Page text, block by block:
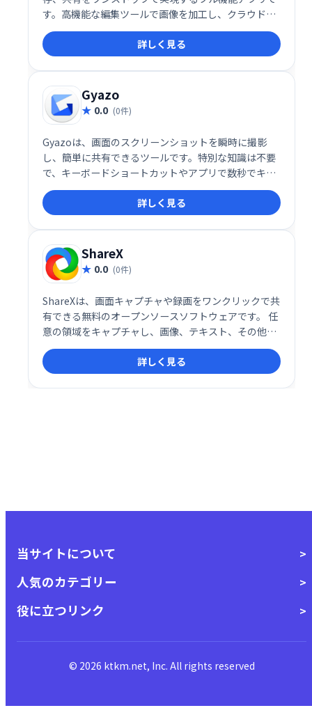
す。高機能な編集ツールで画像を加工し、クラウドに
保存して簡単にチームや仲間と共有できます。効率的
なスクリーンショット管理で、作業効率を大幅に向上
させましょう。
詳しく見る
Gyazo
0.0 (0件)
Gyazoは、画面のスクリーンショットを瞬時に撮影
し、簡単に共有できるツールです。特別な知識は不要
で、キーボードショートカットやアプリで数秒でキャ
プチャ、URLを取得できます。シンプルで高速な操作
で、コミュニケーションを効率化します。
詳しく見る
ShareX
0.0 (0件)
ShareXは、画面キャプチャや録画をワンクリックで共
有できる無料のオープンソースソフトウェアです。 任
意の領域をキャプチャし、画像、テキスト、その他フ
ァイルを50種類以上のサービスにアップロード可能で
す。手軽で高機能な画面共有ツールとして、作業効率
の向上に貢献します。
詳しく見る
当サイトについて
人気のカテゴリー
役に立つリンク
© 2026 ktkm.net, Inc. All rights reserved